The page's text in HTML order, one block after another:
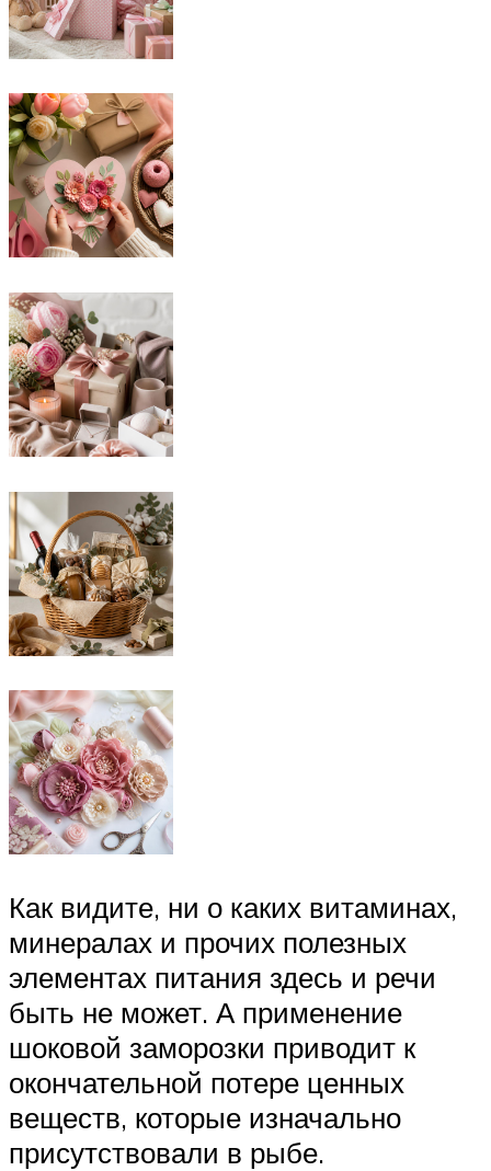
Как видите, ни о каких витаминах,
минералах и прочих полезных
элементах питания здесь и речи
быть не может. А применение
шоковой заморозки приводит к
окончательной потере ценных
веществ, которые изначально
присутствовали в рыбе.